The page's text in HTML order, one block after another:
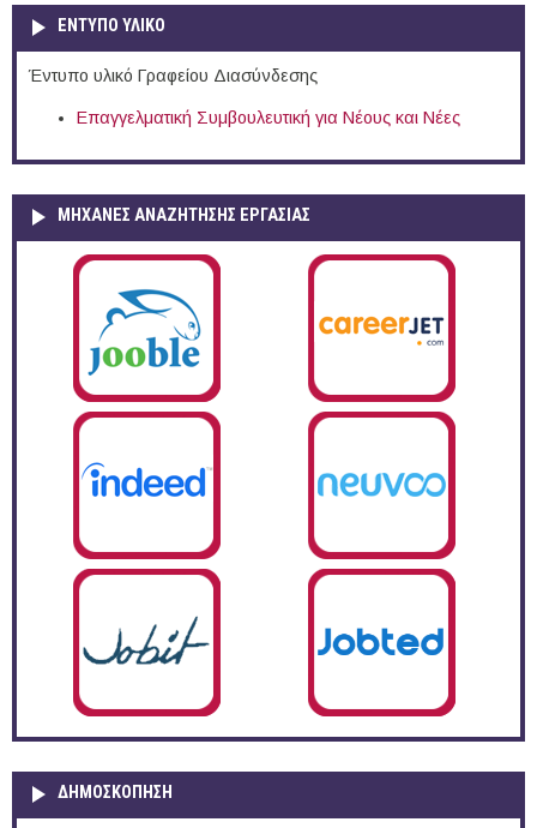
ΕΝΤΥΠΟ ΥΛΙΚΟ
Έντυπο υλικό Γραφείου Διασύνδεσης
Επαγγελματική Συμβουλευτική για Νέους και Νέες
ΜΗΧΑΝΕΣ ΑΝΑΖΗΤΗΣΗΣ ΕΡΓΑΣΙΑΣ
ΔΗΜΟΣΚΌΠΗΣΗ